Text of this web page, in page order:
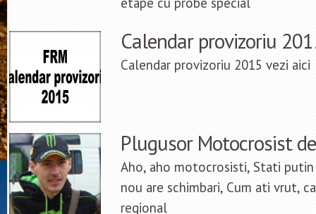
Calendar provizoriu
Calendar provizoriu 2015 vezi aici
Plugusor Motocrosist
Aho, aho motocrosisti, Stati
nou are schimbari, Cum ati vrut,
regional